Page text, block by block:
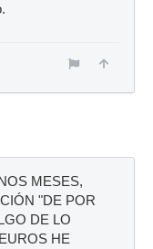
MESES,
"DE POR
DE LO
HE